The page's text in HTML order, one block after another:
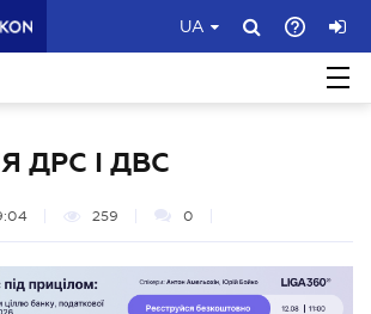
UA
ДРС І ДВС
259 0